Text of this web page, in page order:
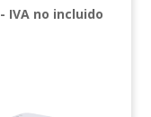
- IVA no incluido